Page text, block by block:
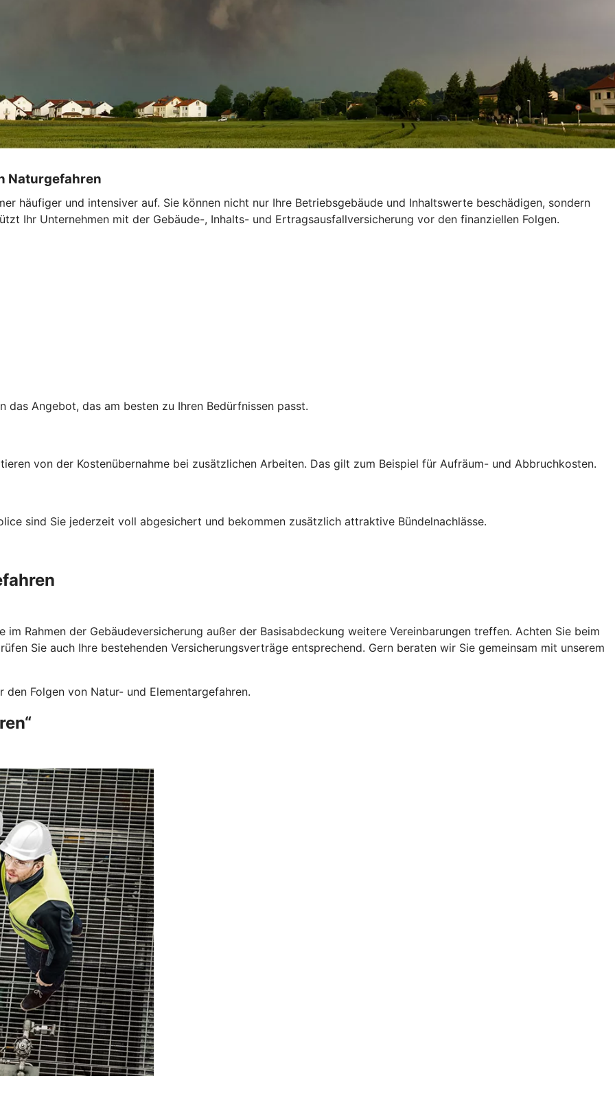
Naturgefahren
häufiger und intensiver auf. Sie können nicht nur Ihre Betriebsgebäude und Inhaltswerte beschädigen, sondern
Ihr Unternehmen mit der Gebäude-, Inhalts- und Ertragsausfallversicherung vor den finanziellen Folgen.
Angebot, das am besten zu Ihren Bedürfnissen passt.
von der Kostenübernahme bei zusätzlichen Arbeiten. Das gilt zum Beispiel für Aufräum- und Abbruchkosten.
sind Sie jederzeit voll abgesichert und bekommen zusätzlich attraktive Bündelnachlässe.
Rahmen der Gebäudeversicherung außer der Basisabdeckung weitere Vereinbarungen treffen. Achten Sie beim
Sie auch Ihre bestehenden Versicherungsverträge entsprechend. Gern beraten wir Sie gemeinsam mit unserem
Folgen von Natur- und Elementargefahren.